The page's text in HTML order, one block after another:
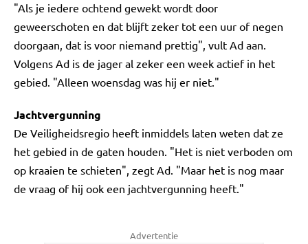
"Als je iedere ochtend gewekt wordt door
geweerschoten en dat blijft zeker tot een uur of negen
doorgaan, dat is voor niemand prettig", vult Ad aan.
Volgens Ad is de jager al zeker een week actief in het
gebied. "Alleen woensdag was hij er niet."
Jachtvergunning
De Veiligheidsregio heeft inmiddels laten weten dat ze
het gebied in de gaten houden. "Het is niet verboden om
op kraaien te schieten", zegt Ad. "Maar het is nog maar
de vraag of hij ook een jachtvergunning heeft."
Advertentie